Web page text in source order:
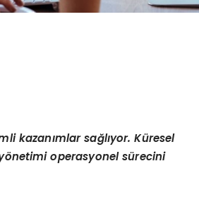
kazanımlar sağlıyor. Küresel
operasyonel sürecini